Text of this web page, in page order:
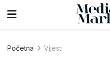
Početna Vijesti